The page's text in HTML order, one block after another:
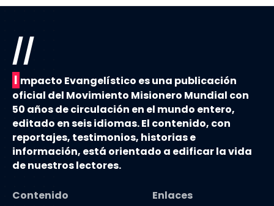
//
I mpacto Evangelístico es una publicación
oficial del Movimiento Misionero Mundial con
50 años de circulación en el mundo entero,
editado en seis idiomas. El contenido, con
reportajes, testimonios, historias e
información, está orientado a edificar la vida
de nuestros lectores.
Contenido Enlaces